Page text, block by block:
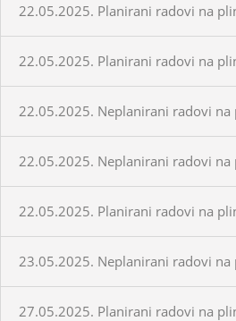
22.05.2025. Planirani radovi na
22.05.2025. Planirani radovi na
22.05.2025. Neplanirani radovi
22.05.2025. Neplanirani radovi na
22.05.2025. Planirani radovi na
23.05.2025. Neplanirani radovi na
27.05.2025. Planirani radovi na